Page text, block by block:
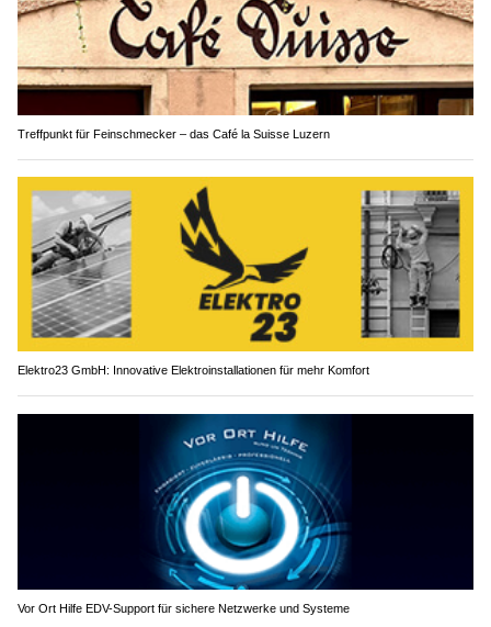
Treffpunkt für Feinschmecker – das Café la Suisse Luzern
Elektro23 GmbH: Innovative Elektroinstallationen für mehr Komfort
Vor Ort Hilfe EDV-Support für sichere Netzwerke und Systeme